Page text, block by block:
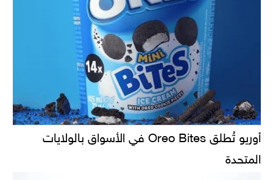
أوريو تُطلق Oreo Bites في الأسواق بالولايات
المتحدة